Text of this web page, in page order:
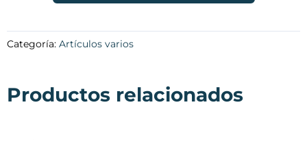
Categoría: Artículos varios
Productos relacionados